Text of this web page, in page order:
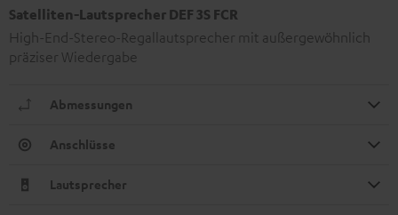
Satelliten-Lautsprecher DEF 3S FCR
High-End-Stereo-Regallautsprecher mit außergewöhnlich
präziser Wiedergabe
Abmessungen
Anschlüsse
Lautsprecher